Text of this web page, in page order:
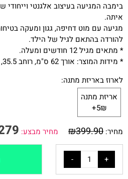
בימבה המגיעה בעיצוב אלגנטי
איתה.
מגיעה עם מוט דחיפה, גגון ומעקה
להורדה בהתאם לגיל של הילד.
* מתאים מגיל 12 חודשים ומעלה.
* מידות המוצר: אורך 62 ס"מ, רוחב 35.5, גובה המושב 31 ס"מ.
לארוז באריזת מתנה:
אריזת מתנה
5₪+
מחיר: ₪399.90 מחיר מבצע: